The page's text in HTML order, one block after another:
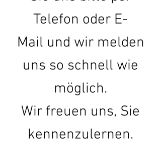
Telefon oder E-
Mail und wir melden
uns so schnell wie
möglich.
Wir freuen uns, Sie
kennenzulernen.